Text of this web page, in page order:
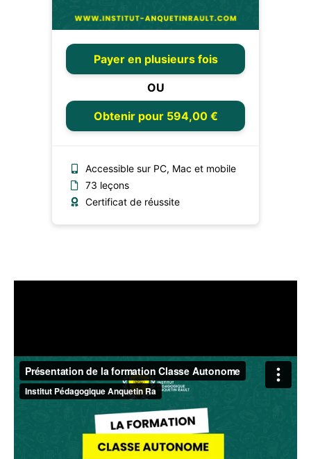
Payer en plusieurs fois
OU
Obtenir pour 594,00 €
Accessible sur PC, Mac et mobile
73 leçons
Certificat de réussite